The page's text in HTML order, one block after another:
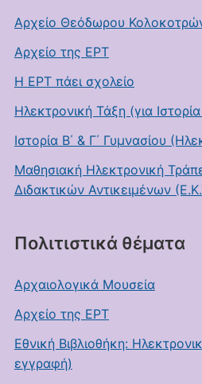
Αρχείο Θεόδωρου
Αρχείο της ΕΡΤ
Η ΕΡΤ πάει σχολείο
Ηλεκτρονική Τάξη (για
Ιστορία Β΄ & Γ΄ Γυμνασίου
Μαθησιακή Ηλεκτρονική
Διδακτικών Αντικειμένων
Πολιτιστικά θέματα
Αρχαιολογικά Μουσεία
Αρχείο της ΕΡΤ
Εθνική Βιβλιοθήκη:
εγγραφή)